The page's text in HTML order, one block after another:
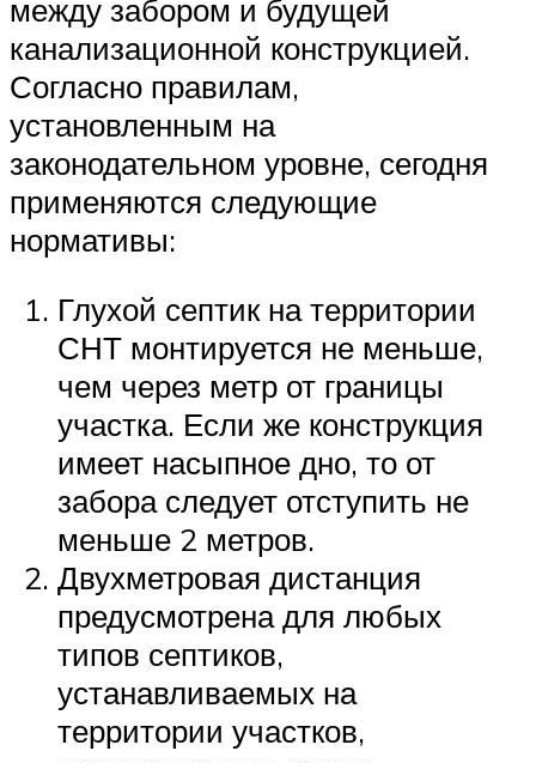
между забором и будущей
канализационной конструкцией.
Согласно правилам,
установленным на
законодательном уровне, сегодня
применяются следующие
нормативы:
Глухой септик на территории
СНТ монтируется не меньше,
чем через метр от границы
участка. Если же конструкция
имеет насыпное дно, то от
забора следует отступить не
меньше 2 метров.
Двухметровая дистанция
предусмотрена для любых
типов септиков,
устанавливаемых на
территории участков,